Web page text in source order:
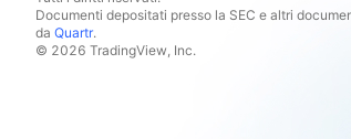
Documenti depositati presso la SEC e altri
da Quartr.
© 2026 TradingView, Inc.